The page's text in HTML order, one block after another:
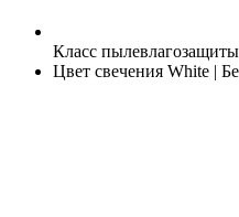
Класс пылевлагозащиты
Цвет свечения White |